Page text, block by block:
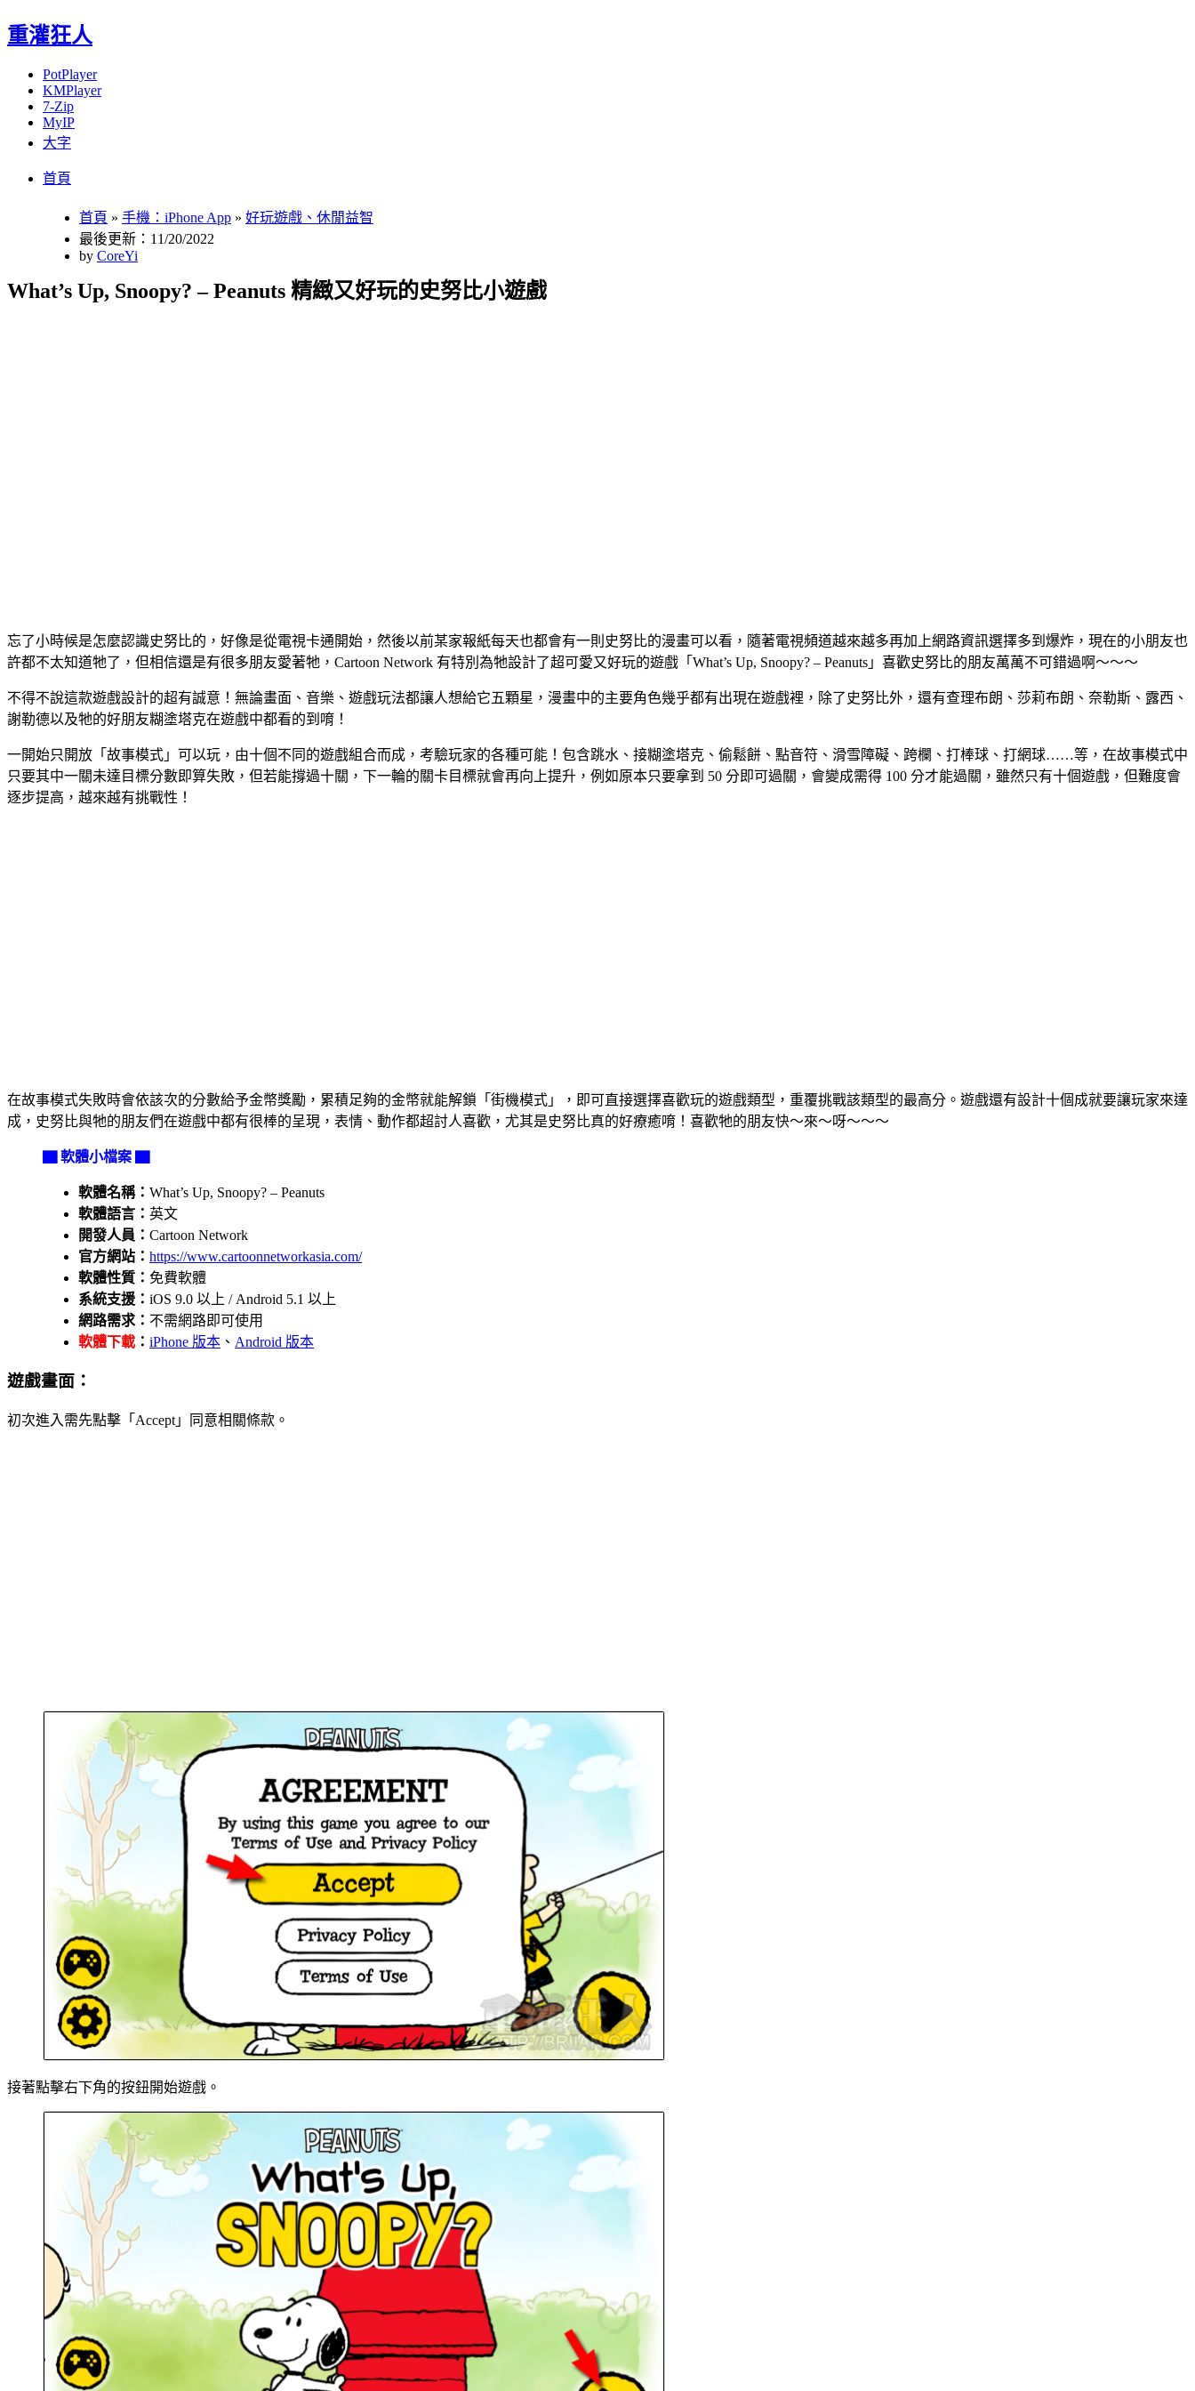
重灌狂人
PotPlayer
KMPlayer
7-Zip
MyIP
大字
首頁
首頁 » 手機：iPhone App » 好玩遊戲、休閒益智
最後更新：11/20/2022
by CoreYi
What’s Up, Snoopy? – Peanuts 精緻又好玩的史努比小遊戲
忘了小時候是怎麼認識史努比的，好像是從電視卡通開始，然後以前某家報紙每天也都會有一則史努比的漫畫可以看，隨著電視頻道越來越多再加上網路資訊選擇多到爆炸，現在的小朋友也
許都不太知道牠了，但相信還是有很多朋友愛著牠，Cartoon Network 有特別為牠設計了超可愛又好玩的遊戲「What’s Up, Snoopy? – Peanuts」喜歡史努比的朋友萬萬不可錯過啊～～～
不得不說這款遊戲設計的超有誠意！無論畫面、音樂、遊戲玩法都讓人想給它五顆星，漫畫中的主要角色幾乎都有出現在遊戲裡，除了史努比外，還有查理布朗、莎莉布朗、奈勒斯、露西、
謝勒德以及牠的好朋友糊塗塔克在遊戲中都看的到唷！
一開始只開放「故事模式」可以玩，由十個不同的遊戲組合而成，考驗玩家的各種可能！包含跳水、接糊塗塔克、偷鬆餅、點音符、滑雪障礙、跨欄、打棒球、打網球……等，在故事模式中
只要其中一關未達目標分數即算失敗，但若能撐過十關，下一輪的關卡目標就會再向上提升，例如原本只要拿到 50 分即可過關，會變成需得 100 分才能過關，雖然只有十個遊戲，但難度會
逐步提高，越來越有挑戰性！
在故事模式失敗時會依該次的分數給予金幣獎勵，累積足夠的金幣就能解鎖「街機模式」，即可直接選擇喜歡玩的遊戲類型，重覆挑戰該類型的最高分。遊戲還有設計十個成就要讓玩家來達
成，史努比與牠的朋友們在遊戲中都有很棒的呈現，表情、動作都超討人喜歡，尤其是史努比真的好療癒唷！喜歡牠的朋友快～來～呀～～～
▇ 軟體小檔案 ▇
軟體名稱： What’s Up, Snoopy? – Peanuts
軟體語言： 英文
開發人員： Cartoon Network
官方網站： https://www.cartoonnetworkasia.com/
軟體性質： 免費軟體
系統支援： iOS 9.0 以上 / Android 5.1 以上
網路需求： 不需網路即可使用
軟體下載 ： iPhone 版本 、 Android 版本
遊戲畫面：
初次進入需先點擊「Accept」同意相關條款。
接著點擊右下角的按鈕開始遊戲。